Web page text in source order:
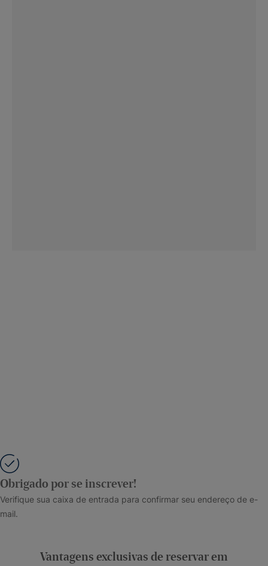
Obrigado por se inscrever!
Verifique sua caixa de entrada para confirmar seu endereço de e-
mail.
Vantagens exclusivas de reservar em